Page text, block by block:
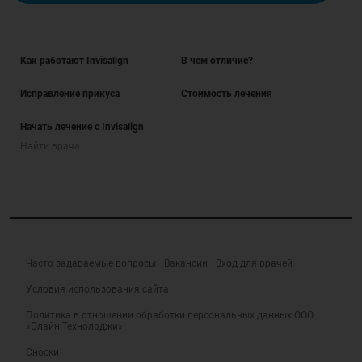
Как работают Invisalign В чем отличие?
Исправление прикуса Стоимость лечения
Начать лечение с Invisalign
Часто задаваемые вопросы Вакансии Вход для врачей
Условия использования сайта
Политика в отношении обработки персональных данных ООО
«Элайн Технолоджи»
Сноски